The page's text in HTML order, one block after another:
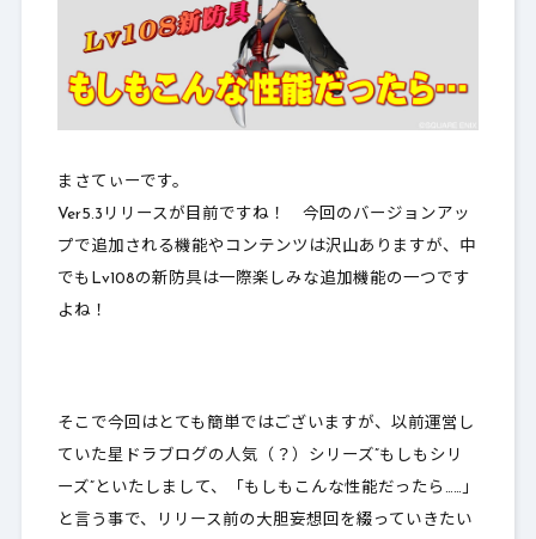
まさてぃーです。
Ver5.3リリースが目前ですね！ 今回のバージョンアッ
プで追加される機能やコンテンツは沢山ありますが、中
でもLv108の新防具は一際楽しみな追加機能の一つです
よね！
そこで今回はとても簡単ではございますが、以前運営し
ていた星ドラブログの人気（？）シリーズ”もしもシリ
ーズ”といたしまして、「もしもこんな性能だったら……」
と言う事で、リリース前の大胆妄想回を綴っていきたい